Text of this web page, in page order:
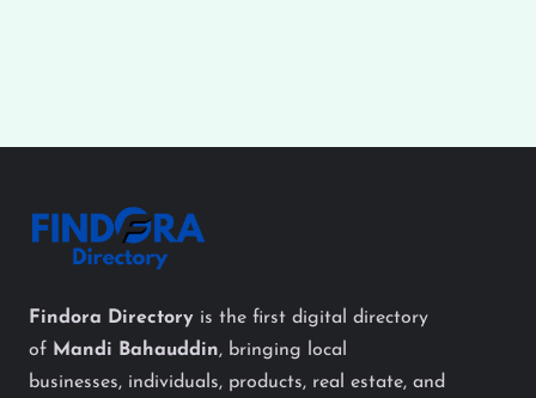
Findora Directory is the first digital directory
of Mandi Bahauddin, bringing local
businesses, individuals, products, real estate, and